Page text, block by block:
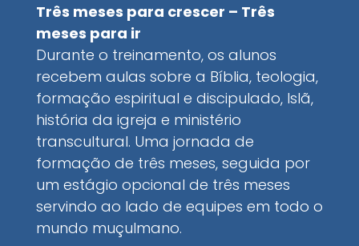
Três meses para crescer – Três
meses para ir
Durante o treinamento, os alunos
recebem aulas sobre a Bíblia, teologia,
formação espiritual e discipulado, Islã,
história da igreja e ministério
transcultural. Uma jornada de
formação de três meses, seguida por
um estágio opcional de três meses
servindo ao lado de equipes em todo o
mundo muçulmano.